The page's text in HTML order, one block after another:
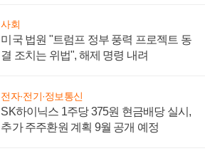
사회
미국 법원 "트럼프 정부 풍력 프로젝트 동
결 조치는 위법", 해제 명령 내려
전자·전기·정보통신
SK하이닉스 1주당 375원 현금배당 실시,
추가 주주환원 계획 9월 공개 예정